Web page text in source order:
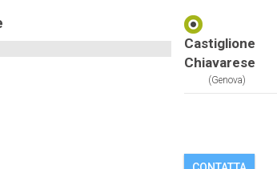
Castiglione
Chiavarese
(genova)